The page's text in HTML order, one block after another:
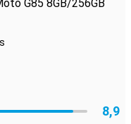
G85 8GB/256GB
8,9